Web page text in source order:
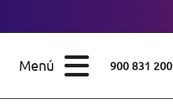
Menú 900 831 200